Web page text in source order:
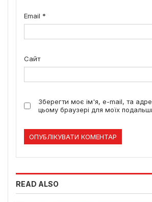
Email *
Сайт
Зберегти моє ім'я, e-mail, та
цьому браузері для моїх
READ ALSO